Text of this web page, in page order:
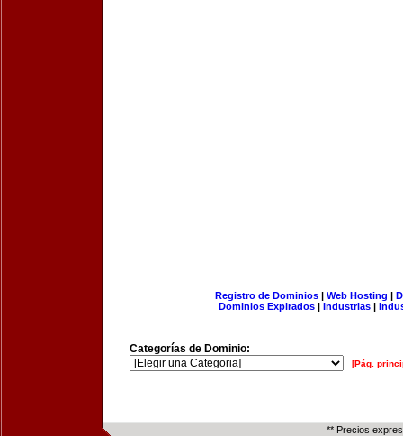
Registro de Dominios| Web Hosting |
Dominios Expirados | Industrias |
Categorías de Dominio:
[Pág.
** Precios